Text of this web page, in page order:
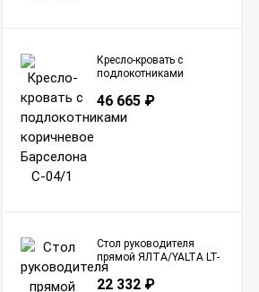
Кресло-кровать с
подлокотниками
С-04/1
46 665 ₽
Стол руководителя
прямой ЯЛТА/YALTA LT-
A16 Акация Лорка
22 332 ₽